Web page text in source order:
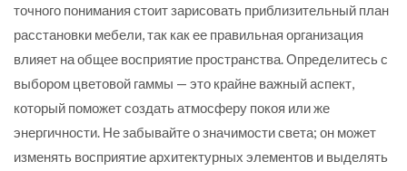
точного понимания стоит зарисовать приблизительный план
расстановки мебели, так как ее правильная организация
влияет на общее восприятие пространства. Определитесь с
выбором цветовой гаммы — это крайне важный аспект,
который поможет создать атмосферу покоя или же
энергичности. Не забывайте о значимости света; он может
изменять восприятие архитектурных элементов и выделять